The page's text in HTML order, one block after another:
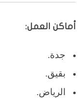
أماكن العمل:
جدة.
بقيق.
الرياض.